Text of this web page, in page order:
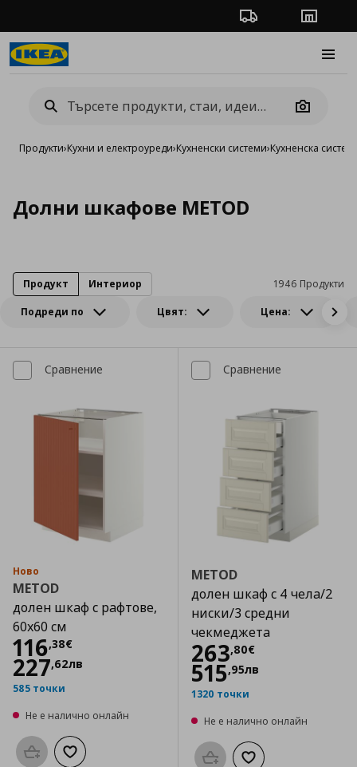
Проследяване на
Camera
Продукти›Кухни и електроуреди›Кухненски системи›Кухненска
Долни шкафове METOD
Подреди по Цвят: Цена:
1946 Продукти
Продукт Интериор
Сравнение
Ново
METOD
долен шкаф с рафтове,
60x60 см
116,38€
Цена
227,62лв
585 точки
Не е налично онлайн
Προσθήκη στο καλάθι
Добави към списъка с любими
Сравнение
METOD
долен шкаф с 4 чела/2
ниски/3 средни
чекмеджета
263,80€
Цена
515,95лв
1320 точки
Не е налично онлайн
Προσθήκη στο καλάθι
Добави към